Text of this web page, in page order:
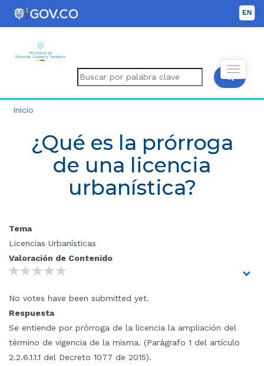
Inicio
¿Qué es la prórroga
de una licencia
urbanística?
Tema
Licencias Urbanísticas
Valoración de Contenido
No votes have been submitted yet.
Respuesta
Se entiende por prórroga de la licencia la ampliación del
término de vigencia de la misma. (Parágrafo 1 del artículo
2.2.6.1.1.1 del Decreto 1077 de 2015).